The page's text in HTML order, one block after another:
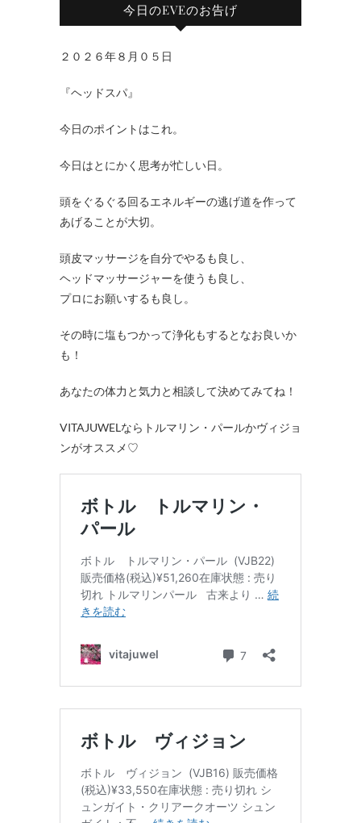
今日のEVEのお告げ
２０２６年８月０５日
『ヘッドスパ』
今日のポイントはこれ。
今日はとにかく思考が忙しい日。
頭をぐるぐる回るエネルギーの逃げ道を作って
あげることが大切。
頭皮マッサージを自分でやるも良し、
ヘッドマッサージャーを使うも良し、
プロにお願いするも良し。
その時に塩もつかって浄化もするとなお良いか
も！
あなたの体力と気力と相談して決めてみてね！
VITAJUWELならトルマリン・パールかヴィジョ
ンがオススメ♡